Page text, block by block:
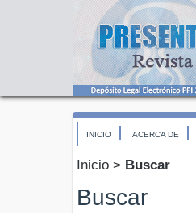
INICIO ACERCA DE
Inicio > Buscar
Buscar